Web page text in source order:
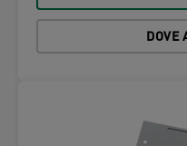
DOVE